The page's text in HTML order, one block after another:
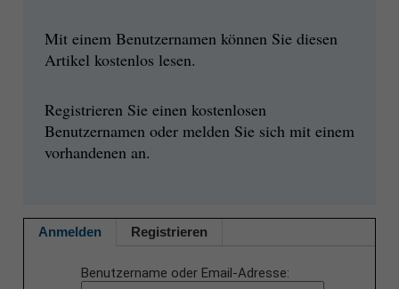
Mit einem Benutzernamen können Sie diesen
Artikel kostenlos lesen.
Registrieren Sie einen kostenlosen
Benutzernamen oder melden Sie sich mit einem
vorhandenen an.
Anmelden Registrieren
Benutzername oder Email-Adresse